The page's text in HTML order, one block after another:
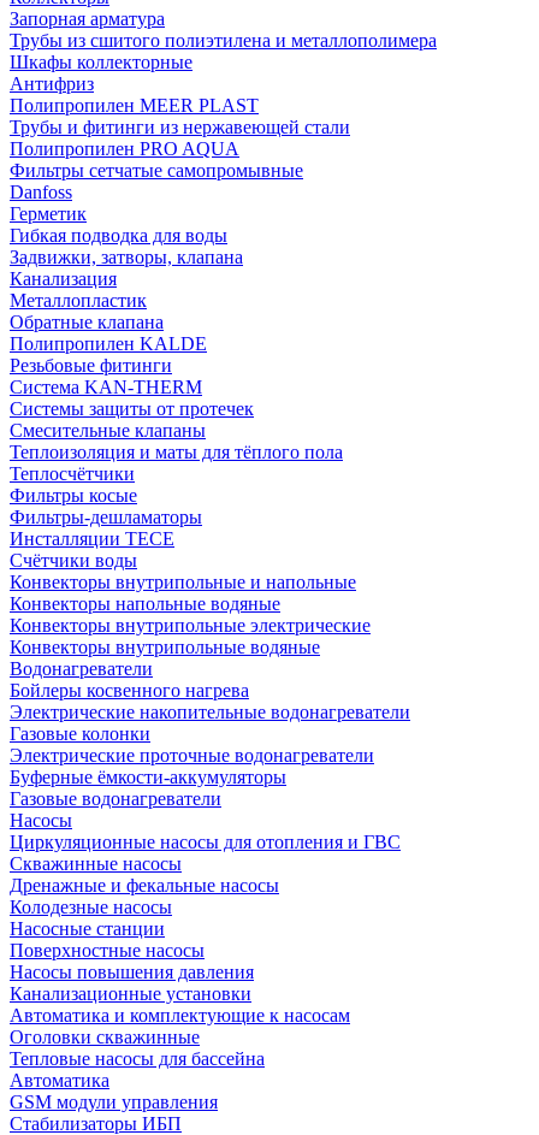
Запорная арматура
Трубы из сшитого полиэтилена и металлополимера
Шкафы коллекторные
Антифриз
Полипропилен MEER PLAST
Трубы и фитинги из нержавеющей стали
Полипропилен PRO AQUA
Фильтры сетчатые самопромывные
Danfoss
Герметик
Гибкая подводка для воды
Задвижки, затворы, клапана
Канализация
Металлопластик
Обратные клапана
Полипропилен KALDE
Резьбовые фитинги
Система KAN-THERM
Системы защиты от протечек
Смесительные клапаны
Теплоизоляция и маты для тёплого пола
Теплосчётчики
Фильтры косые
Фильтры-дешламаторы
Инсталляции TECE
Счётчики воды
Конвекторы внутрипольные и напольные
Конвекторы напольные водяные
Конвекторы внутрипольные электрические
Конвекторы внутрипольные водяные
Водонагреватели
Бойлеры косвенного нагрева
Электрические накопительные водонагреватели
Газовые колонки
Электрические проточные водонагреватели
Буферные ёмкости-аккумуляторы
Газовые водонагреватели
Насосы
Циркуляционные насосы для отопления и ГВС
Скважинные насосы
Дренажные и фекальные насосы
Колодезные насосы
Насосные станции
Поверхностные насосы
Насосы повышения давления
Канализационные установки
Автоматика и комплектующие к насосам
Оголовки скважинные
Тепловые насосы для бассейна
Автоматика
GSM модули управления
Стабилизаторы ИБП